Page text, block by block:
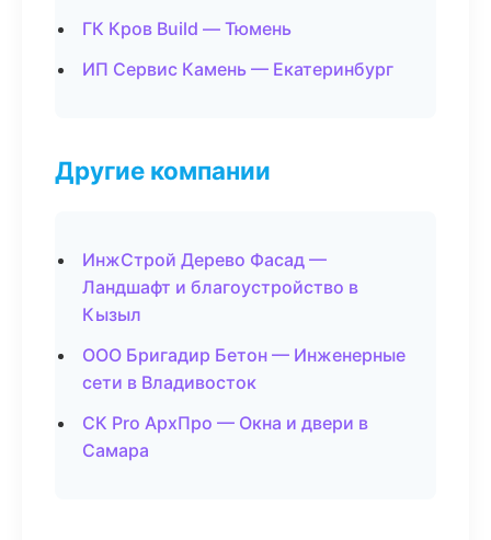
ГК Кров Build — Тюмень
ИП Сервис Камень — Екатеринбург
Другие компании
ИнжСтрой Дерево Фасад —
Ландшафт и благоустройство в
Кызыл
ООО Бригадир Бетон — Инженерные
сети в Владивосток
СК Pro АрхПро — Окна и двери в
Самара